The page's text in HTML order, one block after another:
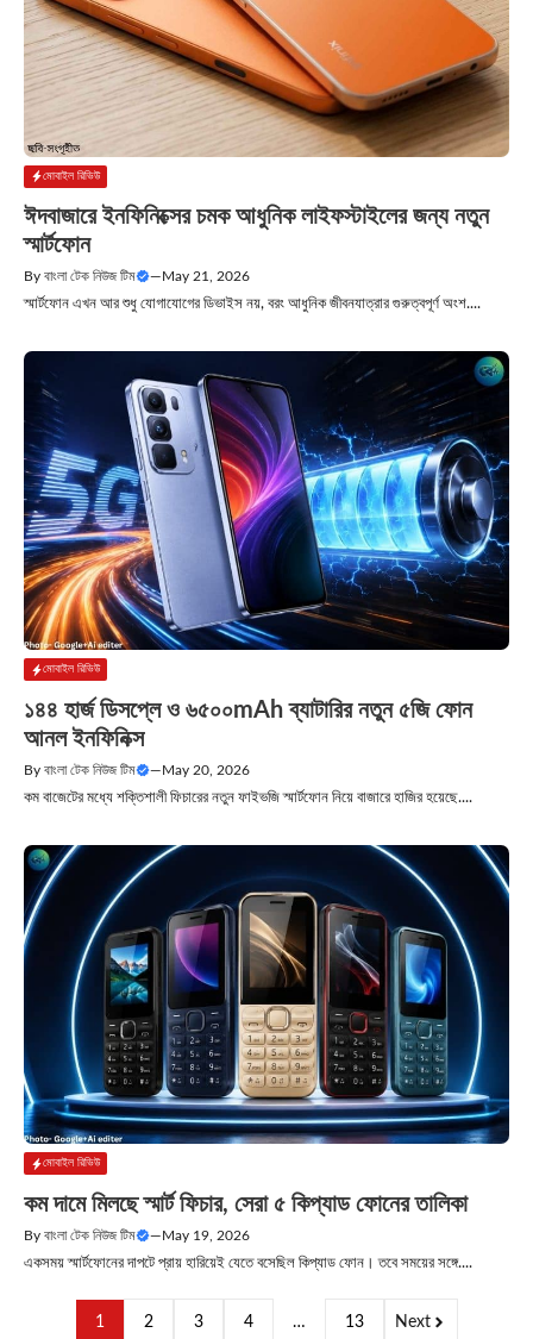
মোবাইল রিভিউ
ঈদবাজারে ইনফিনিক্সের চমক আধুনিক লাইফস্টাইলের জন্য নতুন
স্মার্টফোন
By বাংলা টেক নিউজ টিম —May 21, 2026
স্মার্টফোন এখন আর শুধু যোগাযোগের ডিভাইস নয়, বরং আধুনিক জীবনযাত্রার গুরুত্বপূর্ণ অংশ....
মোবাইল রিভিউ
১৪৪ হার্জ ডিসপ্লে ও ৬৫০০mAh ব্যাটারির নতুন ৫জি ফোন
আনল ইনফিনিক্স
By বাংলা টেক নিউজ টিম —May 20, 2026
কম বাজেটের মধ্যে শক্তিশালী ফিচারের নতুন ফাইভজি স্মার্টফোন নিয়ে বাজারে হাজির হয়েছে....
মোবাইল রিভিউ
কম দামে মিলছে স্মার্ট ফিচার, সেরা ৫ কিপ্যাড ফোনের তালিকা
By বাংলা টেক নিউজ টিম —May 19, 2026
একসময় স্মার্টফোনের দাপটে প্রায় হারিয়েই যেতে বসেছিল কিপ্যাড ফোন। তবে সময়ের সঙ্গে....
1 2 3 4 … 13 Next